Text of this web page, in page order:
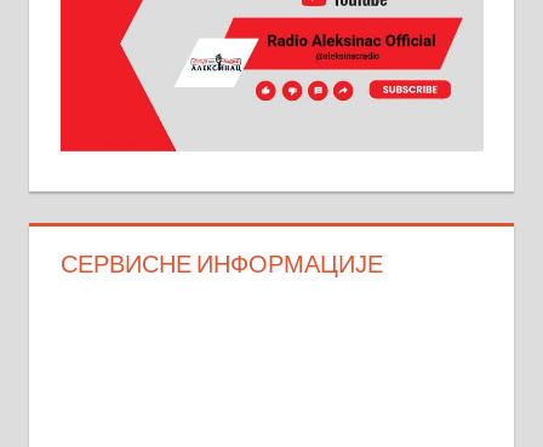
СЕРВИСНЕ ИНФОРМАЦИЈЕ